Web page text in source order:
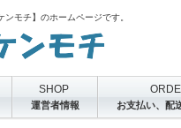
モチ】のホームページです。
SHOP
運営者情報 お支払い、配